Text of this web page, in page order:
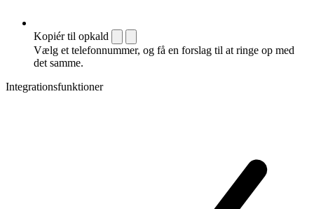
Kopiér til opkald
Vælg et telefonnummer, og få en forslag til at ringe op med
det samme.
Integrationsfunktioner